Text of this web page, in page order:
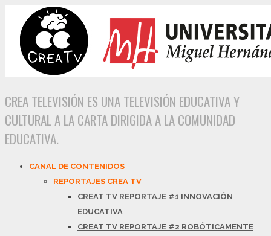
CREA TELEVISIÓN ES UNA TELEVISIÓN EDUCATIVA Y
CULTURAL A LA CARTA DIRIGIDA A LA COMUNIDAD
EDUCATIVA.
CANAL DE CONTENIDOS
REPORTAJES CREA TV
CREAT TV REPORTAJE #1 INNOVACIÓN
EDUCATIVA
CREAT TV REPORTAJE #2 ROBÓTICAMENTE